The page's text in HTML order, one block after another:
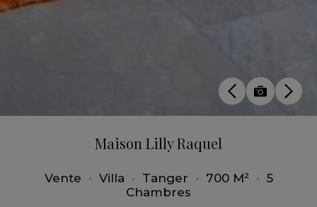
Maison Lilly Raquel
Vente • Villa • Tanger • 700 M² • 5
Chambres